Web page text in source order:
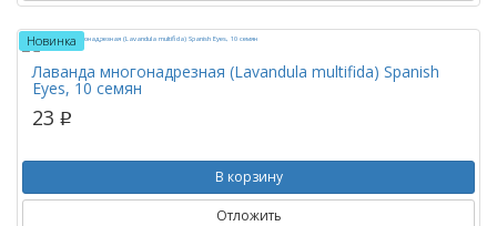
Новинка
Лаванда многонадрезная (Lavandula multifida) Spanish
Eyes, 10 семян
23 p
В корзину
Отложить